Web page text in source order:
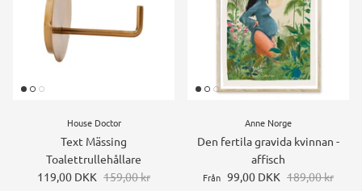
House Doctor
Text Mässing
Toalettrullehållare
119,00 DKK 159,00 kr
Anne Norge
Den fertila gravida kvinnan -
affisch
Från 99,00 DKK 189,00 kr